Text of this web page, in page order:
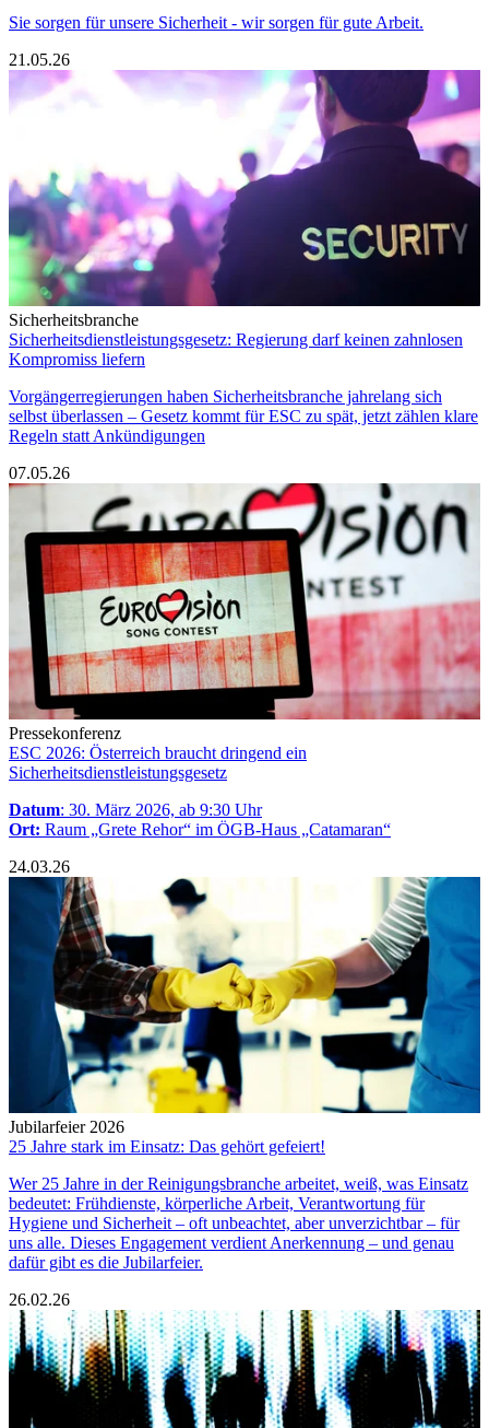
Sie sorgen für unsere Sicherheit - wir sorgen für gute Arbeit.
21.05.26
Sicherheitsbranche
Sicherheitsdienstleistungsgesetz: Regierung darf keinen zahnlosen
Kompromiss liefern
Vorgängerregierungen haben Sicherheitsbranche jahrelang sich
selbst überlassen – Gesetz kommt für ESC zu spät, jetzt zählen klare
Regeln statt Ankündigungen
07.05.26
Pressekonferenz
ESC 2026: Österreich braucht dringend ein
Sicherheitsdienstleistungsgesetz
Datum: 30. März 2026, ab 9:30 Uhr
Ort: Raum „Grete Rehor“ im ÖGB-Haus „Catamaran“
24.03.26
Jubilarfeier 2026
25 Jahre stark im Einsatz: Das gehört gefeiert!
Wer 25 Jahre in der Reinigungsbranche arbeitet, weiß, was Einsatz
bedeutet: Frühdienste, körperliche Arbeit, Verantwortung für
Hygiene und Sicherheit – oft unbeachtet, aber unverzichtbar – für
uns alle. Dieses Engagement verdient Anerkennung – und genau
dafür gibt es die Jubilarfeier.
26.02.26